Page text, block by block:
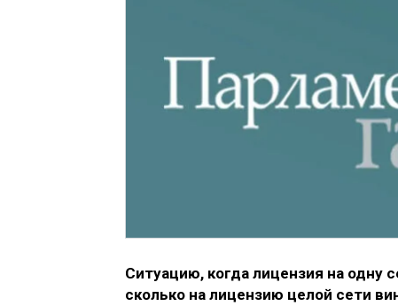
Ситуацию, когда лицензия на одну
сколько на лицензию целой сети